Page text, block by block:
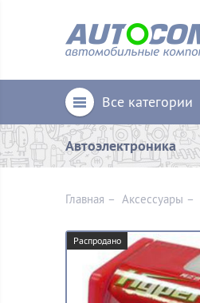
Все категории
Автоэлектроника
Главная – Аксессуары –
Распродано